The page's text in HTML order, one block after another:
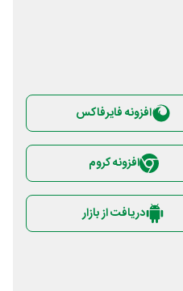
افزونه فایرفاکس
افزونه کروم
دریافت از بازار